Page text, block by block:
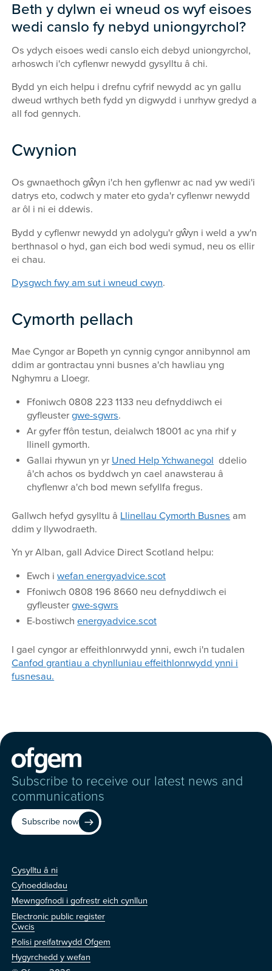
Beth y dylwn ei wneud os wyf eisoes
wedi canslo fy nebyd uniongyrchol?
Os ydych eisoes wedi canslo eich debyd uniongyrchol,
arhoswch i'ch cyflenwr newydd gysylltu â chi.
Bydd yn eich helpu i drefnu cyfrif newydd ac yn gallu
dweud wrthych beth fydd yn digwydd i unrhyw gredyd a
all fod gennych.
Cwynion
Os gwnaethoch gŵyn i'ch hen gyflenwr ac nad yw wedi'i
datrys eto, codwch y mater eto gyda'r cyflenwr newydd
ar ôl i ni ei ddewis.
Bydd y cyflenwr newydd yn adolygu'r gŵyn i weld a yw'n
berthnasol o hyd, gan eich bod wedi symud, neu os ellir
ei chau.
Dysgwch fwy amsut i wneud cwyn.
Cymorth pellach
Mae Cyngor ar Bopeth yn cynnig cyngor annibynnol am
ddim ar gontractau ynni busnes a'ch hawliau yng
Nghymru a Lloegr.
Ffoniwch 0808 223 1133 neu defnyddiwch ei
gyfleuster gwe-sgwrs.
Ar gyfer ffôn testun, deialwch 18001 ac yna rhif y
llinell gymorth.
Gallai rhywun yn yr Uned Help Ychwanegol ddelio
â'ch achos os byddwch yn cael anawsterau â
chyflenwr a'ch bod mewn sefyllfa fregus.
Gallwch hefyd gysylltu â Llinellau Cymorth Busnes am
ddim y llywodraeth.
Yn yr Alban, gall Advice Direct Scotland helpu:
Ewch i wefan energyadvice.scot
Ffoniwch 0808 196 8660 neu defnyddiwch ei
gyfleuster gwe-sgwrs
E-bostiwch energyadvice.scot
I gael cyngor ar effeithlonrwydd ynni, ewch i'n tudalen
Canfod grantiau a chynlluniau effeithlonrwydd ynni i
fusnesau.
Subscribe to receive our latest news and
communications
Subscribe now
â ni
Cysylltu â ni
Cyhoeddiadau
Mewngofnodi i gofrestr eich cynllun
Electronic public register
Cwcis
Polisi preifatrwydd Ofgem
Hygyrchedd y wefan